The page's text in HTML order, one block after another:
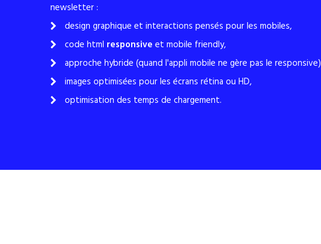
newsletter :
design graphique et interactions pensés pour les mobiles,
code html responsive et mobile friendly,
approche hybride (quand l'appli mobile ne gère pas le responsive)
images optimisées pour les écrans rétina ou HD,
optimisation des temps de chargement.